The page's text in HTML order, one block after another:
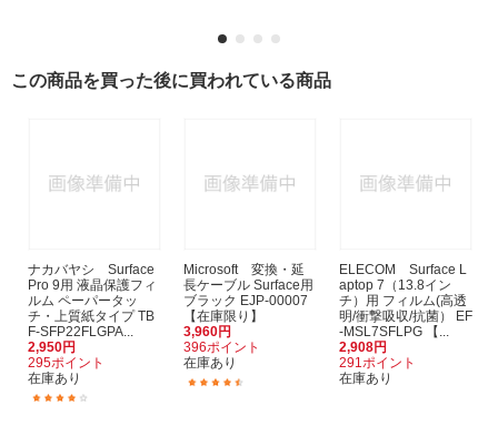
この商品を買った後に買われている商品
ナカバヤシ Surface
Pro 9用 液晶保護フィ
ルム ペーパータッ
チ・上質紙タイプ TB
F-SFP22FLGPA...
2,950円
295ポイント
在庫あり
Microsoft 変換・延
長ケーブル Surface用
ブラック EJP-00007
【在庫限り】
3,960円
396ポイント
在庫あり
ELECOM Surface L
aptop 7（13.8イン
チ）用 フィルム(高透
明/衝撃吸収/抗菌） EF
-MSL7SFLPG 【...
2,908円
291ポイント
在庫あり